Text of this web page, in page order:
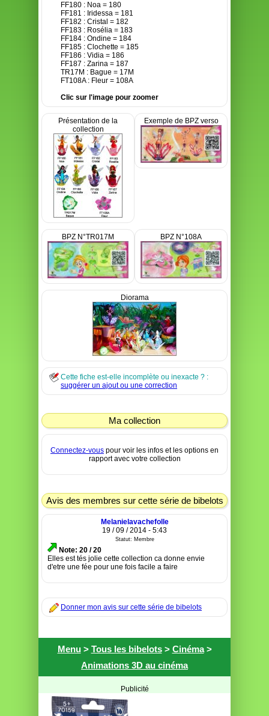
FF180 : Noa = 180
FF181 : Iridessa = 181
FF182 : Cristal = 182
FF183 : Rosélia = 183
FF184 : Ondine = 184
FF185 : Clochette = 185
FF186 : Vidia = 186
FF187 : Zarina = 187
TR17M : Bague = 17M
FT108A : Fleur = 108A
Clic sur l'image pour zoomer
Présentation de la
collection
Exemple de BPZ verso
BPZ N°TR017M BPZ N°108A
Diorama
Cette fiche est-elle incomplète ou inexacte ? :
suggérer un ajout ou une correction
Ma collection
Connectez-vous pour voir les infos et les options en
rapport avec votre collection
Avis des membres sur cette série de bibelots
Melanielavachefolle
19 / 09 / 2014 - 5:43
Statut: Membre
Note: 20 / 20
Elles est tés jolie cette collection ca donne envie
d'etre une fée pour une fois facile a faire
Donner mon avis sur cette série de bibelots
Menu> Tous les bibelots> Cinéma>
Animations 3D au cinéma
Publicité